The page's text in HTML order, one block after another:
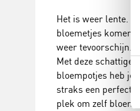
Het is weer lente. De
bloemetjes komen
weer tevoorschijn.
Met deze schattige
bloempotjes heb je
straks een perfecte
plek om zelf bloemen